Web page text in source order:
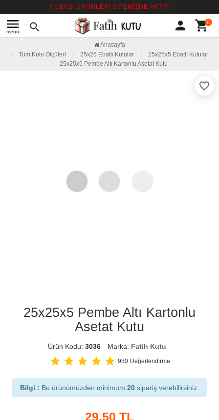
YILBAŞI ÜRÜNLERİ SİTEMİZDE AKTİF!
menu
menü search person shopping_cart0
Anasayfa
Tüm Kutu Ölçüleri
25x25 Ebatlı Kutular
25x25x5 Ebatlı Kutular
25x25x5 Pembe Altı Kartonlu Asetat Kutu
favorite_border
25x25x5 Pembe Altı Kartonlu
Asetat Kutu
Ürün Kodu: 3036 Marka: Fatih Kutu
star star star star star 980 Değerlendirme
Bilgi : Bu ürünümüzden minimum 20 sipariş verebilirsiniz.
29.50 TL